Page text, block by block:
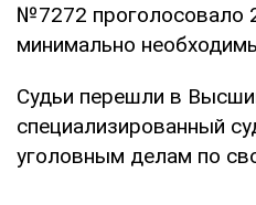
№7272 проголосовало
минимально
Судьи перешли в
специализированный
уголовным делам по